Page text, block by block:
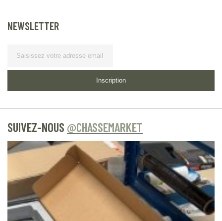
NEWSLETTER
Inscription
SUIVEZ-NOUS @CHASSEMARKET